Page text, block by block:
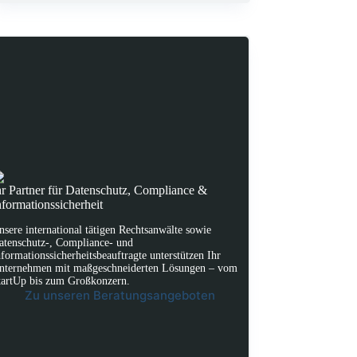
Partner für Datenschutz, Compliance &
international tätigen Rechtsanwälte sowie
, Compliance- und
unterstützen Ihr
mit maßgeschneiderten Lösungen – vom
bis zum Großkonzern.
Zu unseren Beratungsangeboten